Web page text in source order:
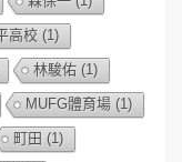
高校 (1)
林駿佑 (1)
MUFG體育場 (1)
町田 (1)